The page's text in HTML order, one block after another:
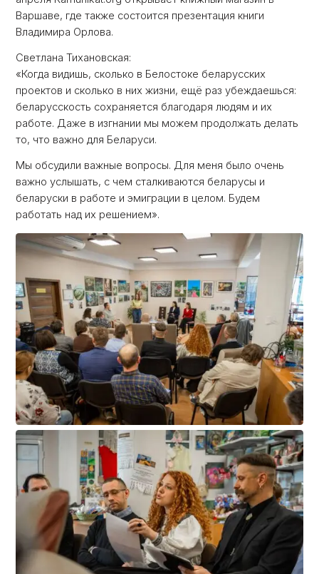
Варшаве, где также состоится презентация книги
Владимира Орлова.
Светлана Тихановская:
«Когда видишь, сколько в Белостоке беларусских
проектов и сколько в них жизни, ещё раз убеждаешься:
беларусскость сохраняется благодаря людям и их
работе. Даже в изгнании мы можем продолжать делать
то, что важно для Беларуси.
Мы обсудили важные вопросы. Для меня было очень
важно услышать, с чем сталкиваются беларусы и
беларуски в работе и эмиграции в целом. Будем
работать над их решением».